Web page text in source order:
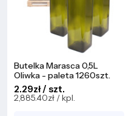
Butelka Marasca 0,5L
Oliwka - paleta 1260szt.
2.29zł / szt.
2,885.40zł / kpl.